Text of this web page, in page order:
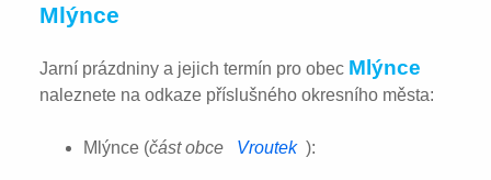
Mlýnce
Jarní prázdniny a jejich termín pro obec Mlýnce
naleznete na odkaze příslušného okresního města:
Mlýnce (část obce Vroutek ):